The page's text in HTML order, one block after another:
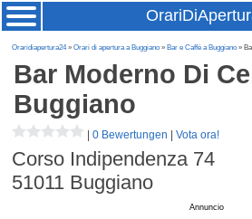
Oraridiapertura24»Orari di apertura a Buggiano » Bar e Caffè a Buggiano »
Bar Moderno Di
Buggiano
|0 Bewertungen |Vota ora!
Corso Indipendenza 74
51011 Buggiano
Annuncio